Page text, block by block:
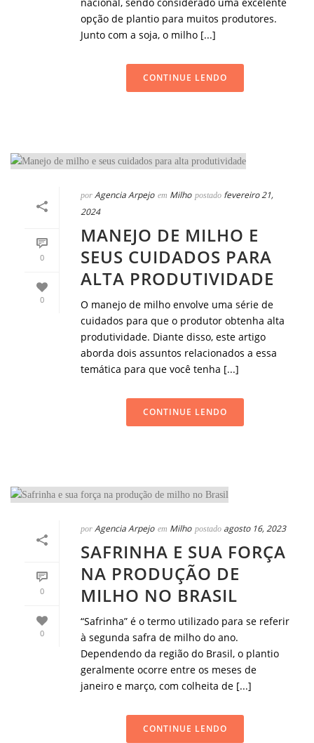
opção de plantio para muitos produtores.
Junto com a soja, o milho [...]
CONTINUE LENDO
0
0
por Agencia Arpejo em Milho postado fevereiro 21,
2024
MANEJO DE MILHO E
SEUS CUIDADOS PARA
ALTA PRODUTIVIDADE
O manejo de milho envolve uma série de
cuidados para que o produtor obtenha alta
produtividade. Diante disso, este artigo
aborda dois assuntos relacionados a essa
temática para que você tenha [...]
CONTINUE LENDO
0
0
por Agencia Arpejo em Milho postado agosto 16, 2023
SAFRINHA E SUA FORÇA
NA PRODUÇÃO DE
MILHO NO BRASIL
“Safrinha” é o termo utilizado para se referir
à segunda safra de milho do ano.
Dependendo da região do Brasil, o plantio
geralmente ocorre entre os meses de
janeiro e março, com colheita de [...]
CONTINUE LENDO